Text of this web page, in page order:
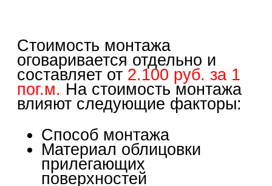
Стоимость монтажа
оговаривается отдельно и
составляет от 2.100 руб. за 1
пог.м. На стоимость монтажа
влияют следующие факторы:
Способ монтажа
Материал облицовки
прилегающих
поверхностей